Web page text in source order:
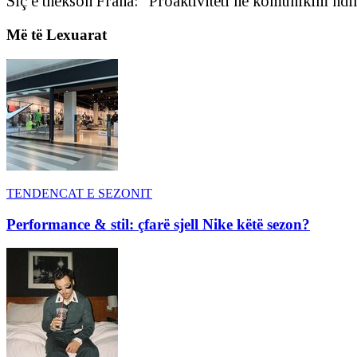
Më të Lexuarat
TENDENCAT E SEZONIT
Performance & stil: çfarë sjell Nike këtë sezon?